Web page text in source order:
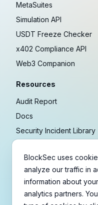
MetaSuites
Simulation API
USDT Freeze Checker
x402 Compliance API
Web3 Companion
Resources
Audit Report
Docs
Security Incident Library
Research
Guides
Crypto Payment Playbook
BlockSec uses
analyze our traffic in
information about
analytics partners.